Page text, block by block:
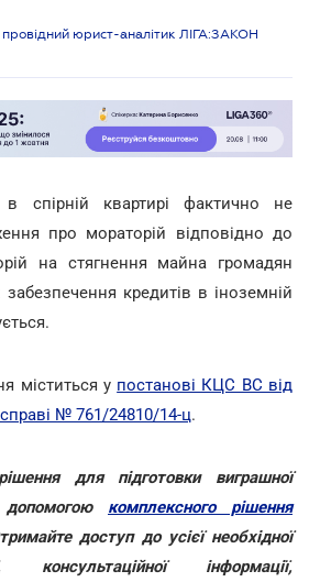
юрист-аналітик ЛІГА:ЗАКОН
спірній квартирі фактично не
про мораторій відповідно до
на стягнення майна громадян
кредитів в іноземній
міститься у постанові КЦС ВС від
№ 761/24810/14-ц.
для підготовки виграшної
комплексного рішення
доступ до усієї необхідної
консультаційної інформації,